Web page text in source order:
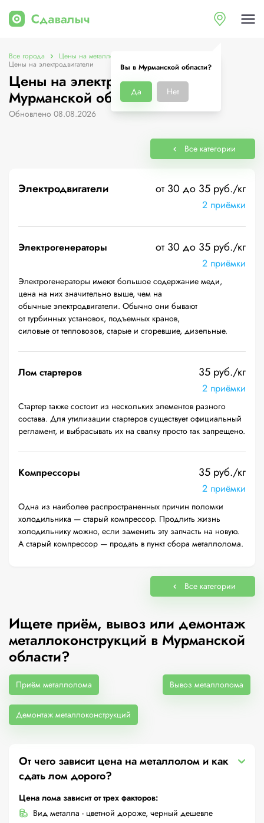
Вы в Мурманской области?
Да Нет
Все города Цены на металлолом в Мурманской области
Цены на электродвигатели
Цены на электродвигатели в
Мурманской области
Обновлено 08.08.2026
Все категории
Электродвигатели от 30 до 35 руб./кг
2 приёмки
Электрогенераторы от 30 до 35 руб./кг
2 приёмки
Электрогенераторы имеют большое содержание меди,
цена на них значительно выше, чем на
обычные электродвигатели. Обычно они бывают
от турбинных установок, подъемных кранов,
силовые от тепловозов, старые и сгоревшие, дизельные.
Лом стартеров 35 руб./кг
2 приёмки
Стартер также состоит из нескольких элементов разного
состава. Для утилизации стартеров существует официальный
регламент, и выбрасывать их на свалку просто так запрещено.
Компрессоры 35 руб./кг
2 приёмки
Одна из наиболее распространенных причин поломки
холодильника — старый компрессор. Продлить жизнь
холодильнику можно, если заменить эту запчасть на новую.
А старый компрессор — продать в пункт сбора металлолома.
Все категории
Ищете приём, вывоз или демонтаж
металлоконструкций в Мурманской
области?
Приём металлолома Вывоз металлолома
Демонтаж металлоконструкций
От чего зависит цена на металлолом и как
сдать лом дорого?
Цена лома зависит от трех факторов:
Вид металла - цветной дороже, черный дешевле